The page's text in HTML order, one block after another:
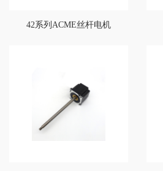
42系列ACME丝杆电机